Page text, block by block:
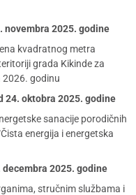
novembra 2025. godine
kvadratnog metra
grada Kikinde za
2026. godinu
24. oktobra 2025. godine
sanacije porodičnih
energija i energetska
decembra 2025. godine
stručnim službama i